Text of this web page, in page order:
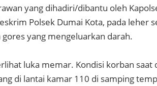
yang dihadiri/dibantu oleh
Polsek Dumai Kota, pada leher
yang mengeluarkan darah.
luka memar. Kondisi korban saat
di lantai kamar 110 di samping